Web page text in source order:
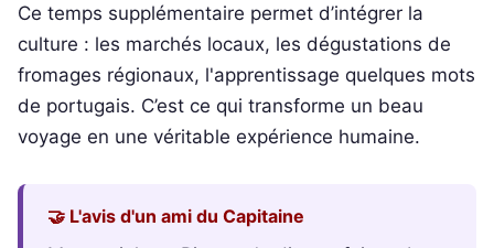
Ce temps supplémentaire permet d’intégrer la
culture : les marchés locaux, les dégustations de
fromages régionaux, l'apprentissage quelques mots
de portugais. C’est ce qui transforme un beau
voyage en une véritable expérience humaine.
🤝 L'avis d'un ami du Capitaine